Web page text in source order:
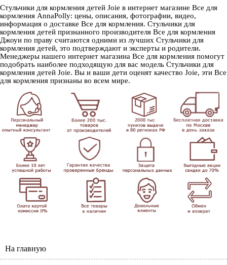
Стульчики для кормления детей Joie в интернет магазине Все для
кормления AnnaPolly: цены, описания, фотографии, видео,
информация о доставке Все для кормления. Стульчики для
кормления детей признанного производителя Все для кормления
Джоуи по праву считаются одними из лучших Стульчики для
кормления детей, это подтверждают и эксперты и родители.
Менеджеры нашего интернет магазина Все для кормления помогут
подобрать наиболее подходящую для вас модель Стульчики для
кормления детей Joie. Вы и ваши дети оценят качество Joie, эти Все
для кормления признаны во всем мире.
На главную